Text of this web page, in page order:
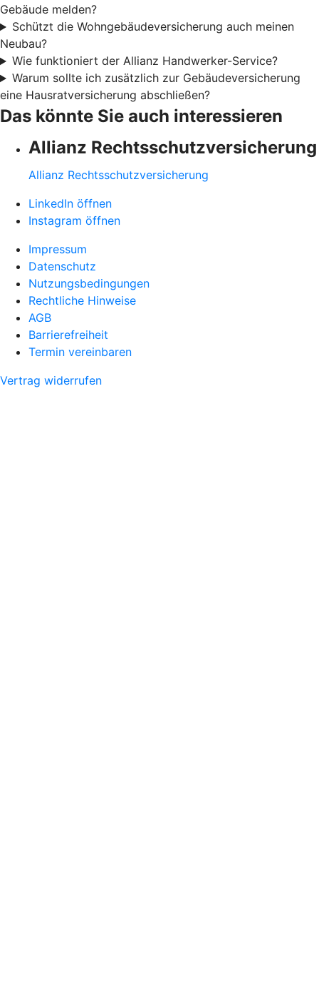
Gebäude melden?
Schützt die Wohngebäudeversicherung auch meinen
Neubau?
Wie funktioniert der Allianz Handwerker-Service?
Warum sollte ich zusätzlich zur Gebäudeversicherung
eine Hausratversicherung abschließen?
Das könnte Sie auch interessieren
Allianz Rechtsschutzversicherung
Allianz Rechtsschutzversicherung
LinkedIn öffnen
Instagram öffnen
Impressum
Datenschutz
Nutzungsbedingungen
Rechtliche Hinweise
AGB
Barrierefreiheit
Termin vereinbaren
Vertrag widerrufen